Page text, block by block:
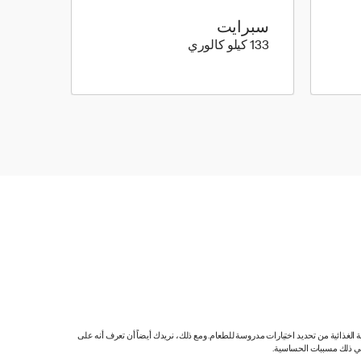
سبرايت
133 كيلو كالوري
الغذائية من تحديد اختيارات مدروسة للطعام. ومع ذلك، نريدك أيضاً أن تعرف أنه على
في ذلك مسببات الحساسية.